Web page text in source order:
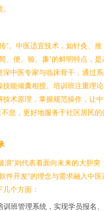
”。中医适宜技术，如针灸、推
、便、验、廉”的鲜明特点，是
中医专家与临床骨干，通过
能倾囊相授。培训班注重理
术原理，掌握规范操作，让
息，更好地服务于社区居民的
浪”则代表着面向未来的大胆突
件开发”的理念与需求融入中医
个方面：
训班管理系统，实现学员报名